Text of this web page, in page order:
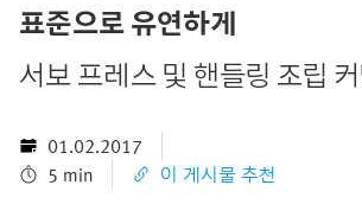
표준으로 유연하게
서보 프레스 및 핸들링 조립
01.02.2017
5 min
이 게시물 추천